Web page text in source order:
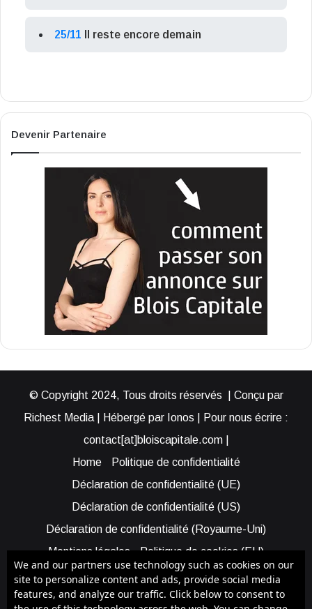
25/11 Il reste encore demain
Devenir Partenaire
© Copyright 2024, Tous droits réservés | Conçu par
Richest Media | Hébergé par Ionos | Pour nous écrire :
contact[at]bloiscapitale.com |
Home
Politique de confidentialité
Déclaration de confidentialité (UE)
Déclaration de confidentialité (US)
Déclaration de confidentialité (Royaume-Uni)
Mentions légales
Politique de cookies (EU)
Cookie Policy (AUS)
Cookie Policy (US)
Qui sommes-nous ?
Participer à Blois Capitale
We and our partners use technology such as cookies on our
site to personalize content and ads, provide social media
features, and analyze our traffic. Click below to consent to